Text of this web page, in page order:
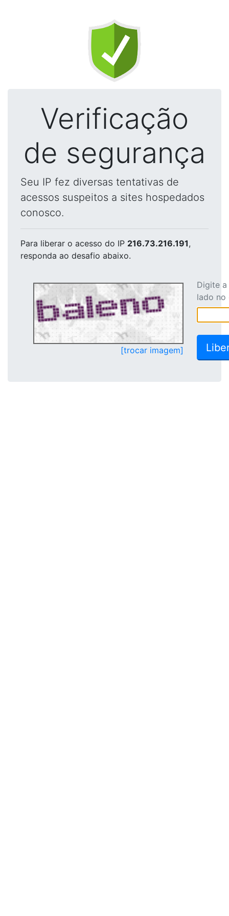
Verificação
de segurança
Seu IP fez diversas tentativas de
acessos suspeitos a sites hospedados
conosco.
Para liberar o acesso do IP 216.73.216.191,
responda ao desafio abaixo.
[trocar imagem]
Digite
lado no